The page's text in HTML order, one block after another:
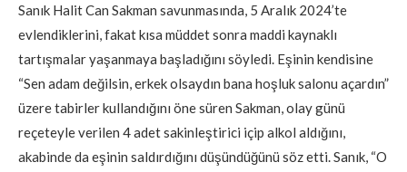
Sanık Halit Can Sakman savunmasında, 5 Aralık 2024’te
evlendiklerini, fakat kısa müddet sonra maddi kaynaklı
tartışmalar yaşanmaya başladığını söyledi. Eşinin kendisine
“Sen adam değilsin, erkek olsaydın bana hoşluk salonu açardın”
üzere tabirler kullandığını öne süren Sakman, olay günü
reçeteyle verilen 4 adet sakinleştirici içip alkol aldığını,
akabinde da eşinin saldırdığını düşündüğünü söz etti. Sanık, “O